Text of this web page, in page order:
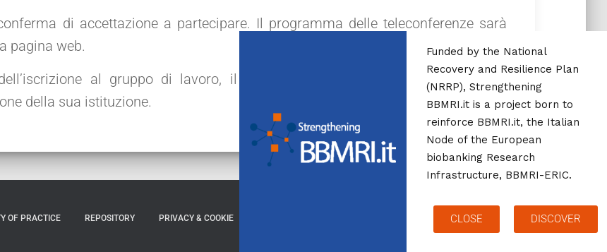
di accettazione a partecipare. Il programma delle teleconferenze sarà
pagina web.
al gruppo di lavoro, il partecipante dovrà attestare che la sua
della sua istituzione.
OF PRACTICE REPOSITORY PRIVACY & COOKIE Hestia | Sviluppato da ThemeIsle
Funded by the National
Recovery and Resilience Plan
(NRRP), Strengthening
BBMRI.it is a project born to
reinforce BBMRI.it, the Italian
Node of the European
biobanking Research
Infrastructure, BBMRI-ERIC.
CLOSE DISCOVER